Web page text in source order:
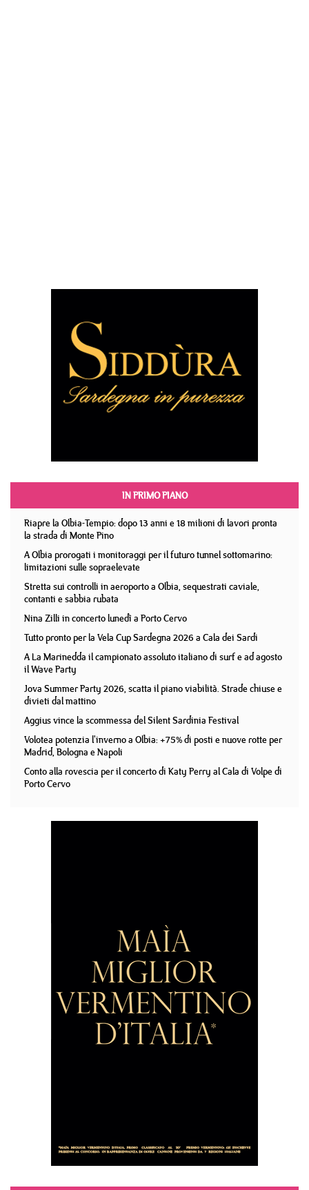
IN PRIMO PIANO
Riapre la Olbia-Tempio: dopo 13 anni e 18 milioni di lavori pronta
la strada di Monte Pino
A Olbia prorogati i monitoraggi per il futuro tunnel sottomarino:
limitazioni sulle sopraelevate
Stretta sui controlli in aeroporto a Olbia, sequestrati caviale,
contanti e sabbia rubata
Nina Zilli in concerto lunedì a Porto Cervo
Tutto pronto per la Vela Cup Sardegna 2026 a Cala dei Sardi
A La Marinedda il campionato assoluto italiano di surf e ad agosto
il Wave Party
Jova Summer Party 2026, scatta il piano viabilità. Strade chiuse e
divieti dal mattino
Aggius vince la scommessa del Silent Sardinia Festival
Volotea potenzia l'inverno a Olbia: +75% di posti e nuove rotte per
Madrid, Bologna e Napoli
Conto alla rovescia per il concerto di Katy Perry al Cala di Volpe di
Porto Cervo